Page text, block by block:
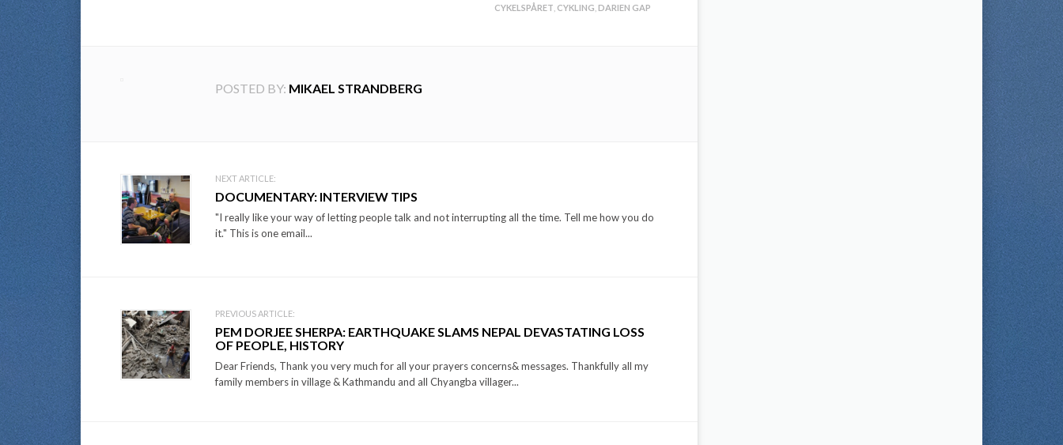
CYKELSPÅRET CYKLING DARIEN GAP
POSTED BY: MIKAEL STRANDBERG
Post
navigation
NEXT ARTICLE:
DOCUMENTARY: INTERVIEW TIPS
"I really like your way of letting people talk and not interrupting all the time. Tell me how you do
it." This is one email...
PREVIOUS ARTICLE:
PEM DORJEE SHERPA: EARTHQUAKE SLAMS NEPAL DEVASTATING LOSS
OF PEOPLE, HISTORY
Dear Friends, Thank you very much for all your prayers concerns& messages. Thankfully all my
family members in village & Kathmandu and all Chyangba villager...